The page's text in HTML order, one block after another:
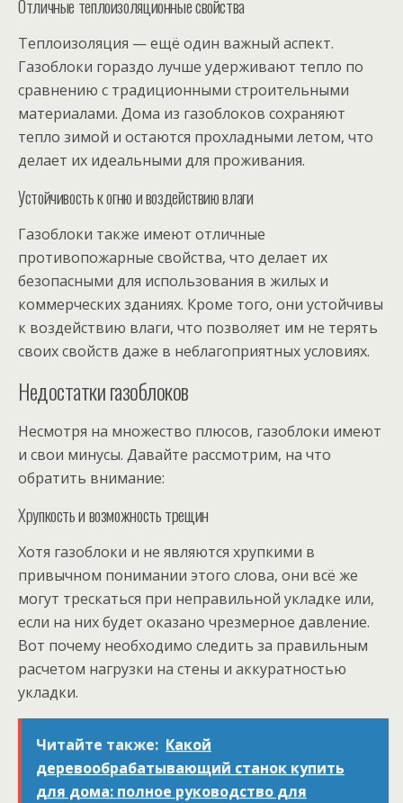
Отличные теплоизоляционные свойства
Теплоизоляция — ещё один важный аспект.
Газоблоки гораздо лучше удерживают тепло по
сравнению с традиционными строительными
материалами. Дома из газоблоков сохраняют
тепло зимой и остаются прохладными летом, что
делает их идеальными для проживания.
Устойчивость к огню и воздействию влаги
Газоблоки также имеют отличные
противопожарные свойства, что делает их
безопасными для использования в жилых и
коммерческих зданиях. Кроме того, они устойчивы
к воздействию влаги, что позволяет им не терять
своих свойств даже в неблагоприятных условиях.
Недостатки газоблоков
Несмотря на множество плюсов, газоблоки имеют
и свои минусы. Давайте рассмотрим, на что
обратить внимание:
Хрупкость и возможность трещин
Хотя газоблоки и не являются хрупкими в
привычном понимании этого слова, они всё же
могут трескаться при неправильной укладке или,
если на них будет оказано чрезмерное давление.
Вот почему необходимо следить за правильным
расчетом нагрузки на стены и аккуратностью
укладки.
Читайте также: Какой
деревообрабатывающий станок купить
для дома: полное руководство для